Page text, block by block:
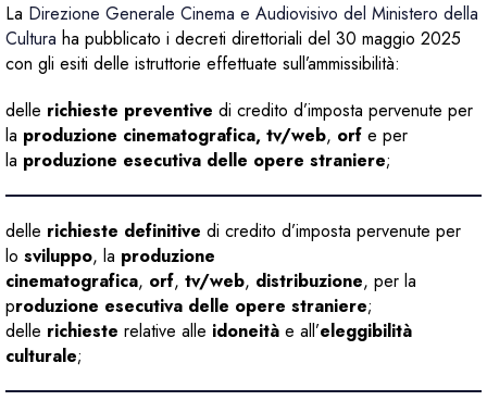
La Direzione Generale Cinema e Audiovisivo del Ministero della
Cultura ha pubblicato i decreti direttoriali del 30 maggio 2025
con gli esiti delle istruttorie effettuate sull’ammissibilità:
delle richieste preventive di credito d’imposta pervenute per
la produzione cinematografica, tv/web, orf e per
la produzione esecutiva delle opere straniere;
delle richieste definitive di credito d’imposta pervenute per
lo sviluppo, la produzione
cinematografica, orf, tv/web, distribuzione, per la
produzione esecutiva delle opere straniere;
delle richieste relative alle idoneità e all’eleggibilità
culturale;